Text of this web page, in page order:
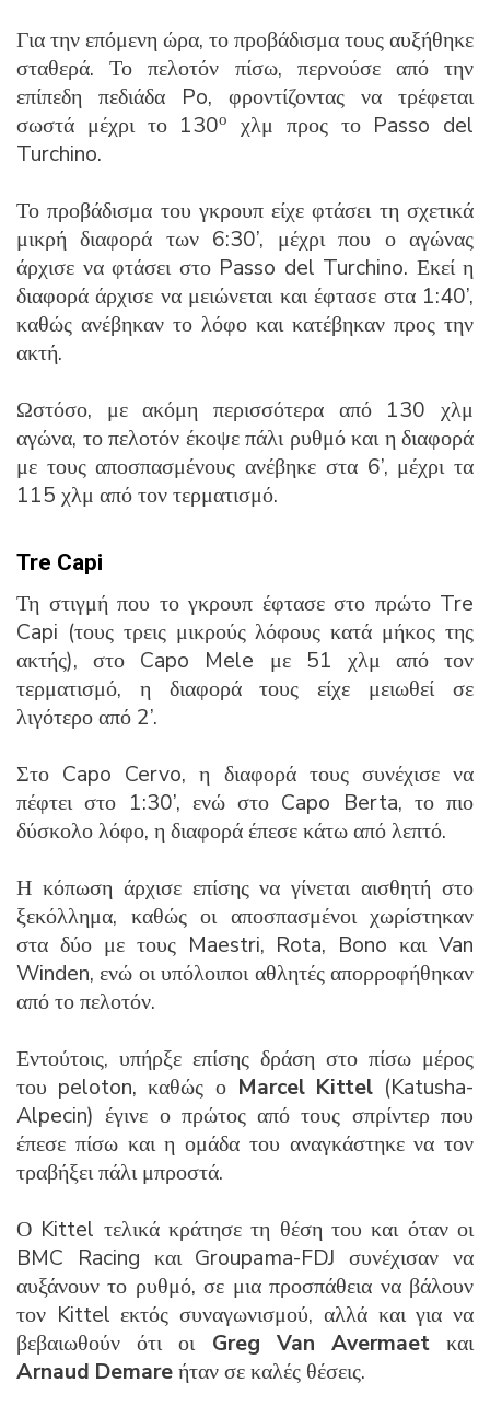
Για την επόμενη ώρα, το προβάδισμα τους αυξήθηκε
σταθερά. Το πελοτόν πίσω, περνούσε από την
επίπεδη πεδιάδα Po, φροντίζοντας να τρέφεται
σωστά μέχρι το 130ο
χλμ προς το Passo del
Turchino.
Το προβάδισμα του γκρουπ είχε φτάσει τη σχετικά
μικρή διαφορά των 6:30’, μέχρι που ο αγώνας
άρχισε να φτάσει στο Passo del Turchino. Εκεί η
διαφορά άρχισε να μειώνεται και έφτασε στα 1:40’,
καθώς ανέβηκαν το λόφο και κατέβηκαν προς την
ακτή.
Ωστόσο, με ακόμη περισσότερα από 130 χλμ
αγώνα, το πελοτόν έκοψε πάλι ρυθμό και η διαφορά
με τους αποσπασμένους ανέβηκε στα 6’, μέχρι τα
115 χλμ από τον τερματισμό.
Tre Capi
Τη στιγμή που το γκρουπ έφτασε στο πρώτο Tre
Capi (τους τρεις μικρούς λόφους κατά μήκος της
ακτής), στο Capo Mele με 51 χλμ από τον
τερματισμό, η διαφορά τους είχε μειωθεί σε
λιγότερο από 2’.
Στο Capo Cervo, η διαφορά τους συνέχισε να
πέφτει στο 1:30’, ενώ στο Capo Berta, το πιο
δύσκολο λόφο, η διαφορά έπεσε κάτω από λεπτό.
Η κόπωση άρχισε επίσης να γίνεται αισθητή στο
ξεκόλλημα, καθώς οι αποσπασμένοι χωρίστηκαν
στα δύο με τους Maestri, Rota, Bono και Van
Winden, ενώ οι υπόλοιποι αθλητές απορροφήθηκαν
από το πελοτόν.
Εντούτοις, υπήρξε επίσης δράση στο πίσω μέρος
του peloton, καθώς ο Marcel Kittel (Katusha-
Alpecin) έγινε ο πρώτος από τους σπρίντερ που
έπεσε πίσω και η ομάδα του αναγκάστηκε να τον
τραβήξει πάλι μπροστά.
Ο Kittel τελικά κράτησε τη θέση του και όταν οι
BMC Racing και Groupama-FDJ συνέχισαν να
αυξάνουν το ρυθμό, σε μια προσπάθεια να βάλουν
τον Kittel εκτός συναγωνισμού, αλλά και για να
βεβαιωθούν ότι οιGreg Van Avermaetκαι
Arnaud Demareήταν σε καλές θέσεις.